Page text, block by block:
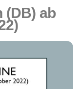
(DB) ab